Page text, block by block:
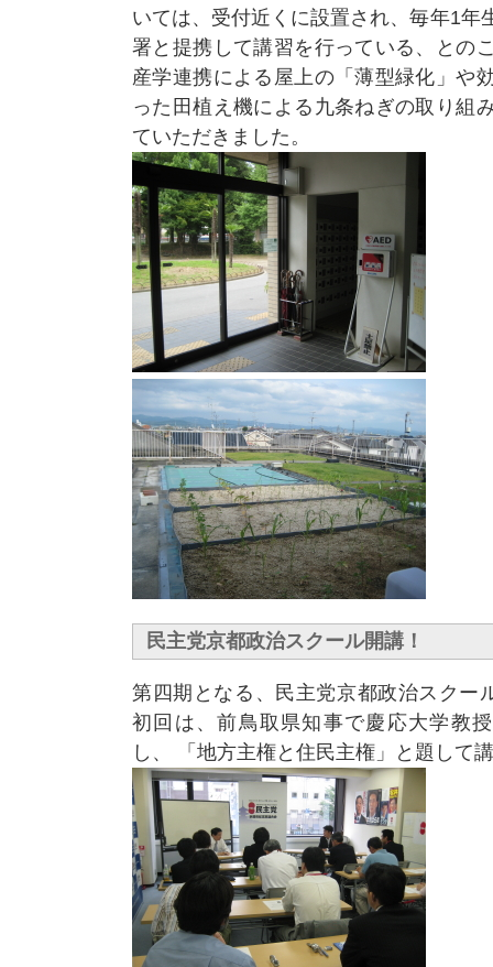
いては、受付近くに設置され、毎年1年
署と提携して講習を行っている、との
産学連携による屋上の「薄型緑化」や
った田植え機による九条ねぎの取り組
ていただきました。
民主党京都政治スクール開講！
第四期となる、民主党京都政治スクー
初回は、前鳥取県知事で慶応大学教
し、 「地方主権と住民主権」と題して